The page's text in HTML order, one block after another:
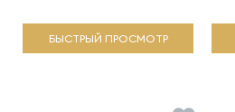
БЫСТРЫЙ ПРОСМОТР